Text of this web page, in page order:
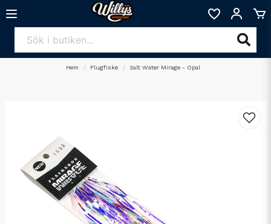
Hem Flugfiske Salt Water Mirage - Opal